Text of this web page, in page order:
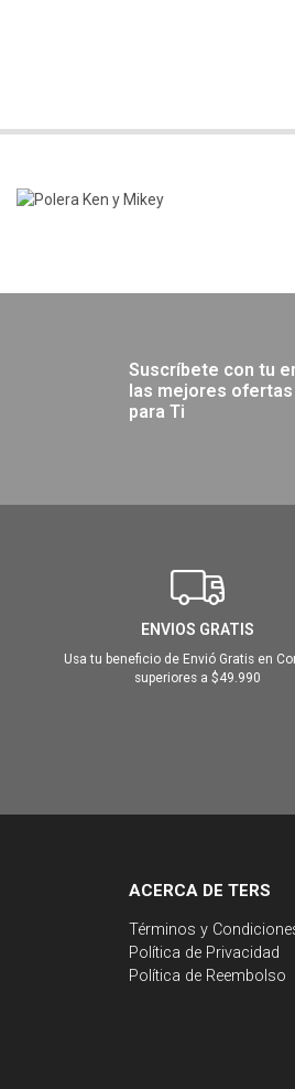
Suscríbete con tu
las mejores
para Ti
ENVIOS GRATIS
Usa tu beneficio de Envió Gratis en
superiores a $49.990
ACERCA DE TERS
Términos y
Política de Privacidad
Política de Reembolso